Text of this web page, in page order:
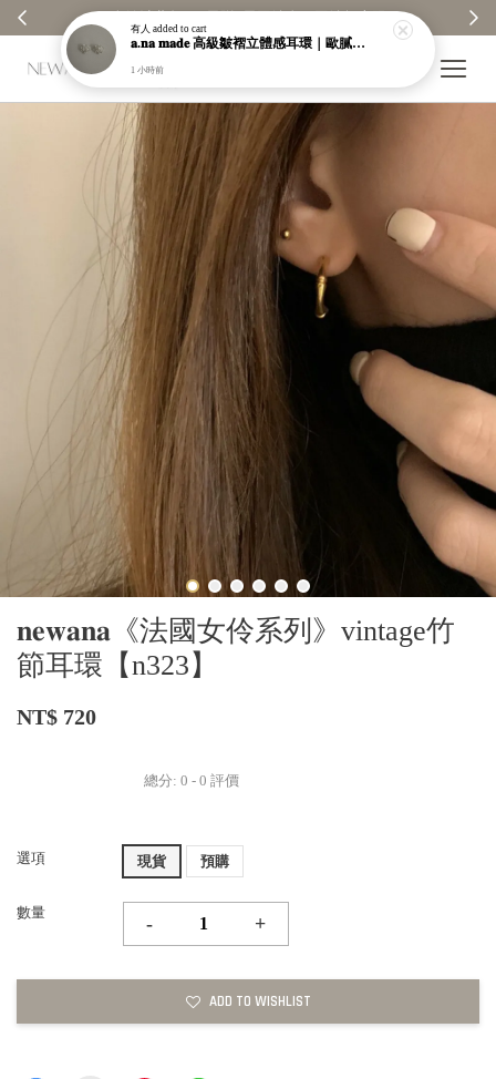
𝐧𝐞𝐰𝐚𝐧𝐚《法國女伶系列》vintage竹
節耳環【n323】
NT$ 720
總分: 0 - 0 評價
選項 現貨 預購
數量
- +
ADD TO WISHLIST
有人 added to cart
𝐚.𝐧𝐚 𝐦𝐚𝐝𝐞 高級皺褶立體感耳環｜歐膩自訂款｜限量販售｜售完不補【a003】
1 小時前